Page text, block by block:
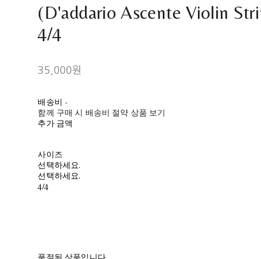
(D'addario Ascente Violin
4/4
35,000원
배송비 -
함께 구매 시 배송비 절약 상품 보기
추가 금액
사이즈
선택하세요.
선택하세요.
4/4